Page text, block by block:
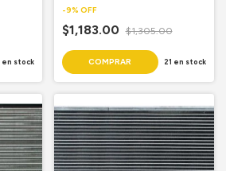
en stock
Aluminio Soldado Samui
-9% OFF
$1,183.00 $1,305.00
21 en stock